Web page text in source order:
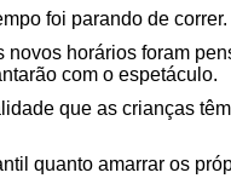
foi parando de correr.
horários foram
com o espetáculo.
que as crianças
quanto amarrar os